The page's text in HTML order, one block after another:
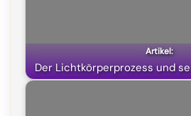
Der Lichtkörperprozess und